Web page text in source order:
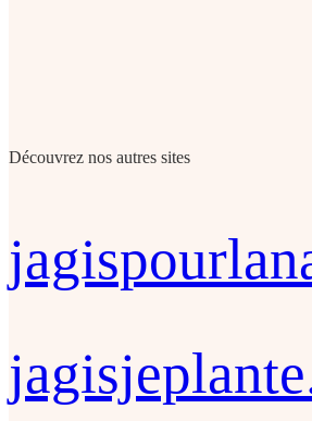
Découvrez nos autres sites